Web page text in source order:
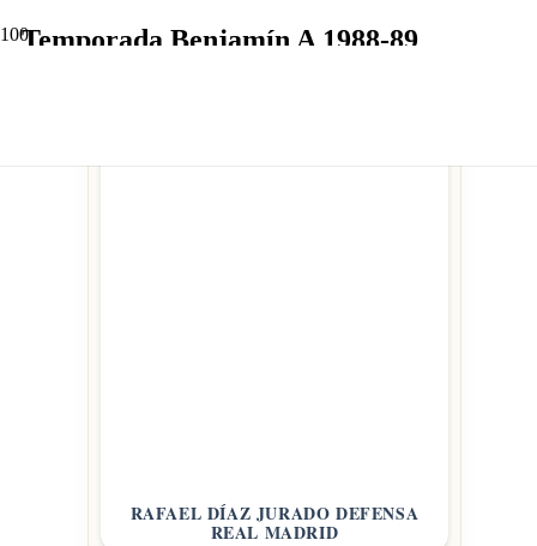
Temporada Benjamín A 1988-89
RAFAEL DÍAZ JURADO DEFENSA
REAL MADRID